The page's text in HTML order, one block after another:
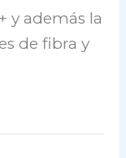
y además la
de fibra y